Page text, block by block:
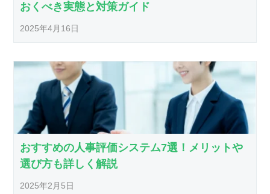
おくべき実態と対策ガイド
2025年4月16日
おすすめの人事評価システム7選！メリットや
選び方も詳しく解説
2025年2月5日